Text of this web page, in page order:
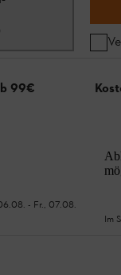
99€
- Fr., 07.08.
Im